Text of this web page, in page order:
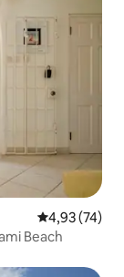
Évaluation
4,93 (74)
Beach